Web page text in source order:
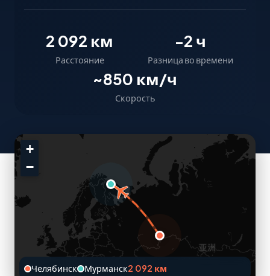
2 092 км
Расстояние
-2 ч
Разница во времени
~850 км/ч
Скорость
+
−
Челябинск Мурманск2 092 км